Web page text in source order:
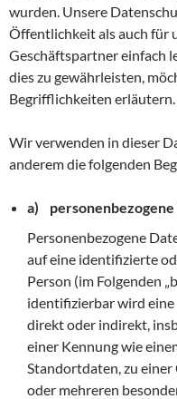
wurden. Unsere
Öffentlichkeit als auch für
Geschäftspartner einfach
dies zu gewährleisten,
Begrifflichkeiten erläutern.
Wir verwenden in dieser
anderem die folgenden
a) personenbezogene
Personenbezogene
auf eine identifizierte
Person (im Folgenden
identifizierbar wird eine
direkt oder indirekt,
einer Kennung wie
Standortdaten, zu
oder mehreren